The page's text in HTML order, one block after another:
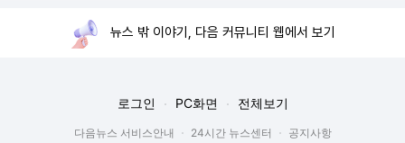
뉴스 밖 이야기, 다음 커뮤니티 웹에서 보기
로그인 PC화면 전체보기
다음뉴스 서비스안내 24시간 뉴스센터
공지사항